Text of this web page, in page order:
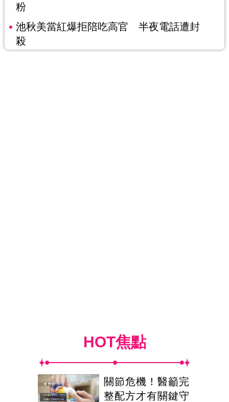
粉
池秋美當紅爆拒陪吃高官 半夜電話遭封
殺
HOT焦點
關節危機！醫籲完
整配方才有關鍵守